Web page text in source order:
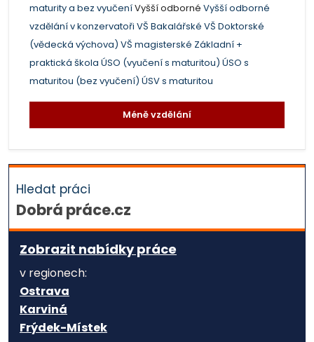
maturity a bez vyučeníVyšší odborné Vyšší odborné
vzdělání v konzervatoři VŠ Bakalářské VŠ Doktorské
(vědecká výchova) VŠ magisterské Základní +
praktická škola ÚSO (vyučení s maturitou) ÚSO s
maturitou (bez vyučení) ÚSV s maturitou
Méně vzdělání
Hledat práci
Dobrá práce.cz
Zobrazit nabídky práce
v regionech:
Ostrava
Karviná
Frýdek-Místek